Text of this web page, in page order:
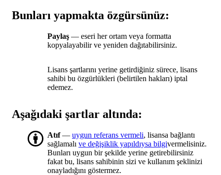
Bunları yapmakta özgürsünüz:
Paylaş — eseri her ortam veya formatta
kopyalayabilir ve yeniden dağıtabilirsiniz.
Lisans şartlarını yerine getirdiğiniz sürece, lisans
sahibi bu özgürlükleri (belirtilen hakları) iptal
edemez.
Aşağıdaki şartlar altında:
Atıf— uygun referans vermeli, lisansa bağlantı
sağlamalı ve değişiklik yapıldıysa bilgivermelisiniz.
Bunları uygun bir şekilde yerine getirebilirsiniz
fakat bu, lisans sahibinin sizi ve kullanım şeklinizi
onayladığını göstermez.